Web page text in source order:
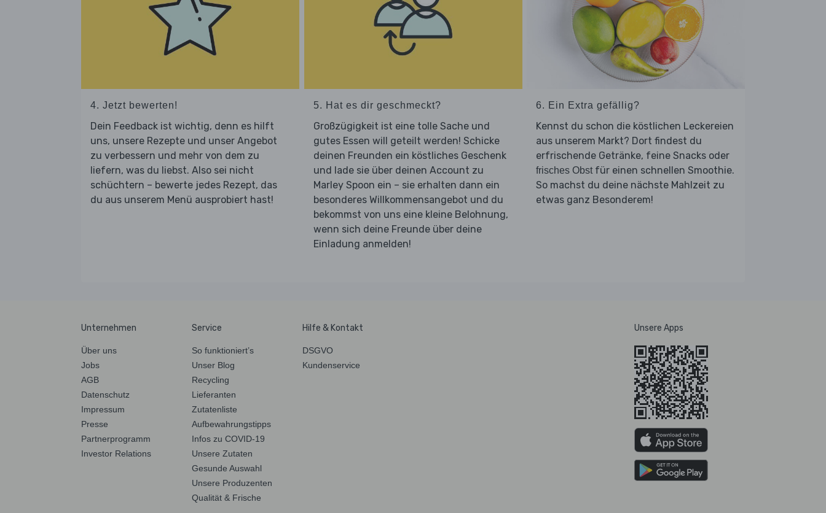
4. Jetzt bewerten!
Dein Feedback ist wichtig, denn es hilft
uns, unsere Rezepte und unser Angebot
zu verbessern und mehr von dem zu
liefern, was du liebst. Also sei nicht
schüchtern – bewerte jedes Rezept, das
du aus unserem Menü ausprobiert hast!
5. Hat es dir geschmeckt?
Großzügigkeit ist eine tolle Sache und
gutes Essen will geteilt werden! Schicke
deinen Freunden ein köstliches Geschenk
und lade sie über deinen Account zu
Marley Spoon ein – sie erhalten dann ein
besonderes Willkommensangebot und du
bekommst von uns eine kleine Belohnung,
wenn sich deine Freunde über deine
Einladung anmelden!
6. Ein Extra gefällig?
Kennst du schon die köstlichen Leckereien
aus unserem Markt? Dort findest du
erfrischende Getränke, feine Snacks oder
frisches Obst für einen schnellen Smoothie.
So machst du deine nächste Mahlzeit zu
etwas ganz Besonderem!
Unternehmen
Über uns
Jobs
AGB
Datenschutz
Impressum
Presse
Partnerprogramm
Investor Relations
Service
So funktioniert’s
Unser Blog
Recycling
Lieferanten
Zutatenliste
Aufbewahrungstipps
Infos zu COVID-19
Unsere Zutaten
Gesunde Auswahl
Unsere Produzenten
Qualität & Frische
Hilfe & Kontakt
DSGVO
Kundenservice
Unsere Apps